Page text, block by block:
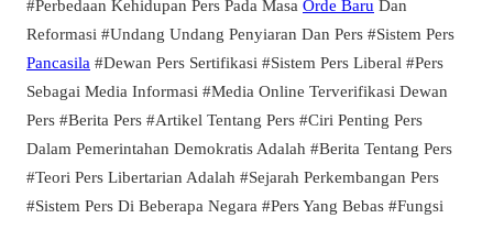
#Perbedaan Kehidupan Pers Pada Masa Orde Baru Dan
Reformasi #Undang Undang Penyiaran Dan Pers #Sistem Pers
Pancasila #Dewan Pers Sertifikasi #Sistem Pers Liberal #Pers
Sebagai Media Informasi #Media Online Terverifikasi Dewan
Pers #Berita Pers #Artikel Tentang Pers #Ciri Penting Pers
Dalam Pemerintahan Demokratis Adalah #Berita Tentang Pers
#Teori Pers Libertarian Adalah #Sejarah Perkembangan Pers
#Sistem Pers Di Beberapa Negara #Pers Yang Bebas #Fungsi